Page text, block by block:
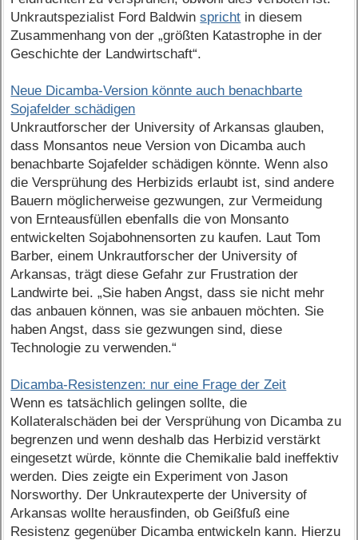
Unkrautspezialist Ford Baldwinspricht in diesem
Zusammenhang von der „größten Katastrophe in der
Geschichte der Landwirtschaft“.
Neue Dicamba-Version könnte auch benachbarte
Sojafelder schädigen
Unkrautforscher der University of Arkansas glauben,
dass Monsantos neue Version von Dicamba auch
benachbarte Sojafelder schädigen könnte. Wenn also
die Versprühung des Herbizids erlaubt ist, sind andere
Bauern möglicherweise gezwungen, zur Vermeidung
von Ernteausfüllen ebenfalls die von Monsanto
entwickelten Sojabohnensorten zu kaufen. Laut Tom
Barber, einem Unkrautforscher der University of
Arkansas, trägt diese Gefahr zur Frustration der
Landwirte bei. „Sie haben Angst, dass sie nicht mehr
das anbauen können, was sie anbauen möchten. Sie
haben Angst, dass sie gezwungen sind, diese
Technologie zu verwenden.“
Dicamba-Resistenzen: nur eine Frage der Zeit
Wenn es tatsächlich gelingen sollte, die
Kollateralschäden bei der Versprühung von Dicamba zu
begrenzen und wenn deshalb das Herbizid verstärkt
eingesetzt würde, könnte die Chemikalie bald ineffektiv
werden. Dies zeigte ein Experiment von Jason
Norsworthy. Der Unkrautexperte der University of
Arkansas wollte herausfinden, ob Geißfuß eine
Resistenz gegenüber Dicamba entwickeln kann. Hierzu